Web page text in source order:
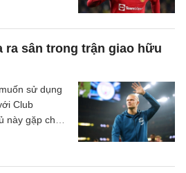
tối ngày
ra sân trong trận giao hữu
sử dụng
Club
này gặp chấn